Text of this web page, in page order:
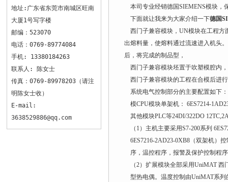
地址:广东省东莞市南城区旺南
大厦1号写字楼
邮编：523070
电话：0769-89774084
手机: 13380184263
联系人: 陈女士
传真：0769-89978203（请注
明陈女士收）
E-mail:
3638529886@qq.com
本司专业经销德国SIEMENS模块，
下面就让我来为大家介绍一下德国
西门子兼容模块，UN模块在工程方
出熔料量，使熔料通过流速进入机头
后，将完成的制品型，
西门子兼容模块坯置于吹塑模腔内
西门子兼容模块的工程在合模后进
系统电气控制部分的主要配置如下：
模CPU模块单架机： 6ES7214-
其他模块PLC等24DI/322DO
（1）主机主要采用S7-200系列
6ES7216-2AD23-0XB8（双架机）
序，温控程序，报警及保护控制程
（2）扩展模块全部采用UniMAT 西
型热电偶。温度控制由UniMAT系列